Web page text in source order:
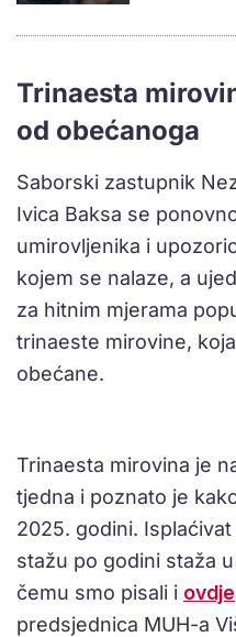
Trinaesta
od obećanoga
Saborski zastupnik
Ivica Baksa se
umirovljenika i
kojem se nalaze, a
za hitnim mjerama
trinaeste mirovine,
obećane.
Trinaesta mirovina je
tjedna i poznato je
2025. godini.
stažu po godini staža
čemu smo pisali i ovdje
predsjednica MUH-a